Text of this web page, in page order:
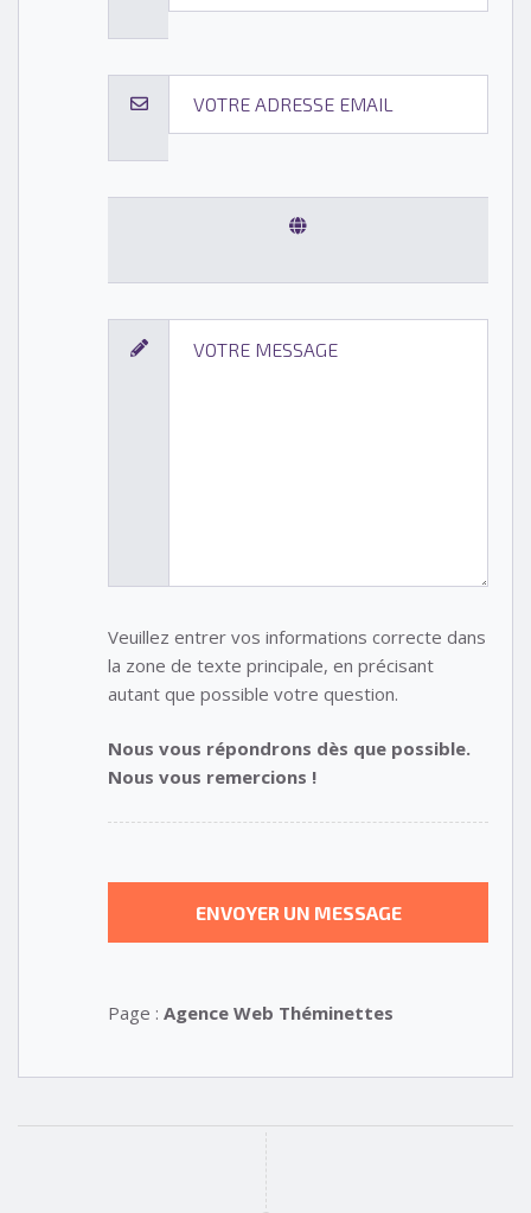
Veuillez entrer vos informations correcte dans
la zone de texte principale, en précisant
autant que possible votre question.
Nous vous répondrons dès que possible.
Nous vous remercions !
Page : Agence Web Théminettes